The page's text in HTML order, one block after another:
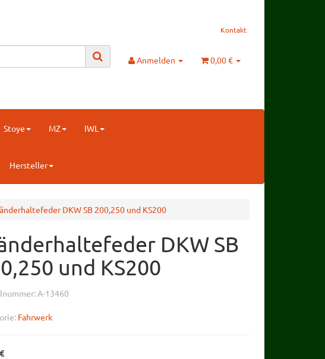
Kontakt
Anmelden 0,00 €
Stoye MZ IWL
Hersteller
DKW SB 200,250 und KS200
DKW SB
und KS200
A-13460
Fahrwerk